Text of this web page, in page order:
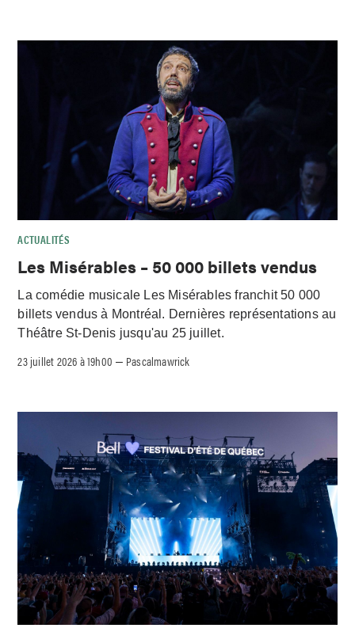
ACTUALITÉS
Les Misérables – 50 000 billets vendus
La comédie musicale Les Misérables franchit 50 000
billets vendus à Montréal. Dernières représentations au
Théâtre St-Denis jusqu'au 25 juillet.
23 juillet 2026 à 19h00 – Pascalmawrick